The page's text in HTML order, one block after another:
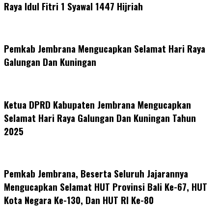
Raya Idul Fitri 1 Syawal 1447 Hijriah
Pemkab Jembrana Mengucapkan Selamat Hari Raya
Galungan Dan Kuningan
Ketua DPRD Kabupaten Jembrana Mengucapkan
Selamat Hari Raya Galungan Dan Kuningan Tahun
2025
Pemkab Jembrana, Beserta Seluruh Jajarannya
Mengucapkan Selamat HUT Provinsi Bali Ke-67, HUT
Kota Negara Ke-130, Dan HUT RI Ke-80